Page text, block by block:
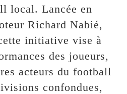
local. Lancée en
Richard Nabié,
initiative vise à
des joueurs,
acteurs du football
confondues,